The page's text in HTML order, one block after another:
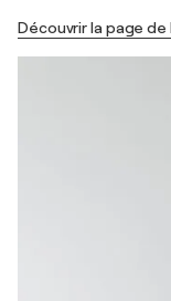
Découvrir la page